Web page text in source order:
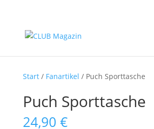
Start/ Fanartikel / Puch Sporttasche
Puch Sporttasche
24,90 €